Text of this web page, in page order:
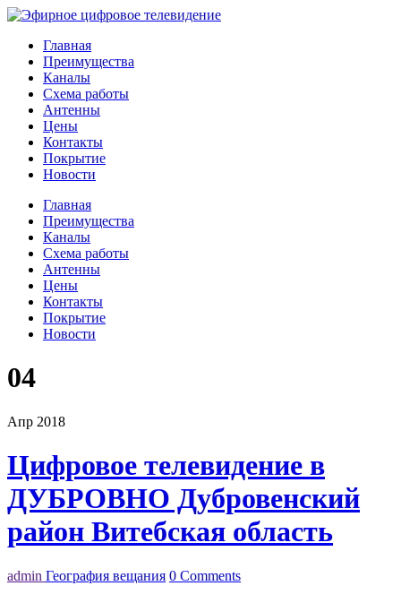
Главная
Преимущества
Каналы
Схема работы
Антенны
Цены
Контакты
Покрытие
Новости
Главная
Преимущества
Каналы
Схема работы
Антенны
Цены
Контакты
Покрытие
Новости
04
Апр 2018
Цифровое телевидение в
ДУБРОВНО Дубровенский
район Витебская область
admin География вещания 0 Comments